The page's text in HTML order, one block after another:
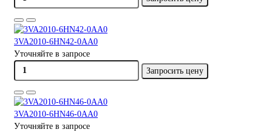
3VA2010-6HN42-0AA0
Уточняйте в запросе
Запросить цену
3VA2010-6HN46-0AA0
Уточняйте в запросе